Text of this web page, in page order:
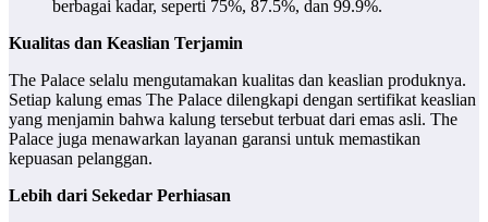
berbagai kadar, seperti 75%, 87.5%, dan 99.9%.
Kualitas dan Keaslian Terjamin
The Palace selalu mengutamakan kualitas dan keaslian produknya.
Setiap kalung emas The Palace dilengkapi dengan sertifikat keaslian
yang menjamin bahwa kalung tersebut terbuat dari emas asli. The
Palace juga menawarkan layanan garansi untuk memastikan
kepuasan pelanggan.
Lebih dari Sekedar Perhiasan